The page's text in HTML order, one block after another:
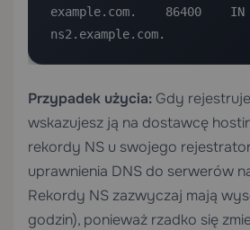
example.com.    86400
ns2.example.com.
Przypadek użycia: Gdy
wskazujesz ją na dostawcę
rekordy NS u swojego
uprawnienia DNS do serwerów
Rekordy NS zazwyczaj mają
godzin), ponieważ rzadko się